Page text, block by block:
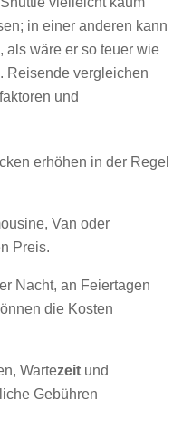
in einer anderen kann
als wäre er so teuer wie
Reisende vergleichen
und
erhöhen in der Regel
Van oder
Preis.
Nacht, an Feiertagen
die Kosten
Wartezeit und
Gebühren